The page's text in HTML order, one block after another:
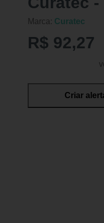
Marca: Curatec
R$ 92,27
Criar